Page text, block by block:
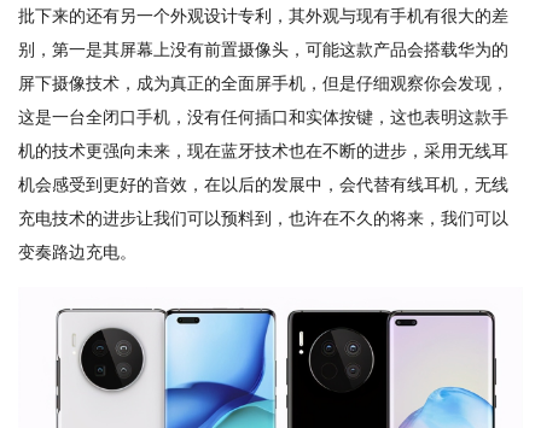
批下来的还有另一个外观设计专利，其外观与现有手机有很大的差
别，第一是其屏幕上没有前置摄像头，可能这款产品会搭载华为的
屏下摄像技术，成为真正的全面屏手机，但是仔细观察你会发现，
这是一台全闭口手机，没有任何插口和实体按键，这也表明这款手
机的技术更强向未来，现在蓝牙技术也在不断的进步，采用无线耳
机会感受到更好的音效，在以后的发展中，会代替有线耳机，无线
充电技术的进步让我们可以预料到，也许在不久的将来，我们可以
变奏路边充电。